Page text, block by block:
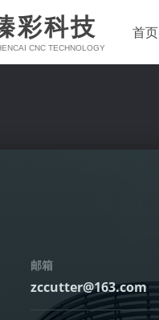
首页
彩科技
CNC TECHNOLOGY
邮箱
zccutter@163.com